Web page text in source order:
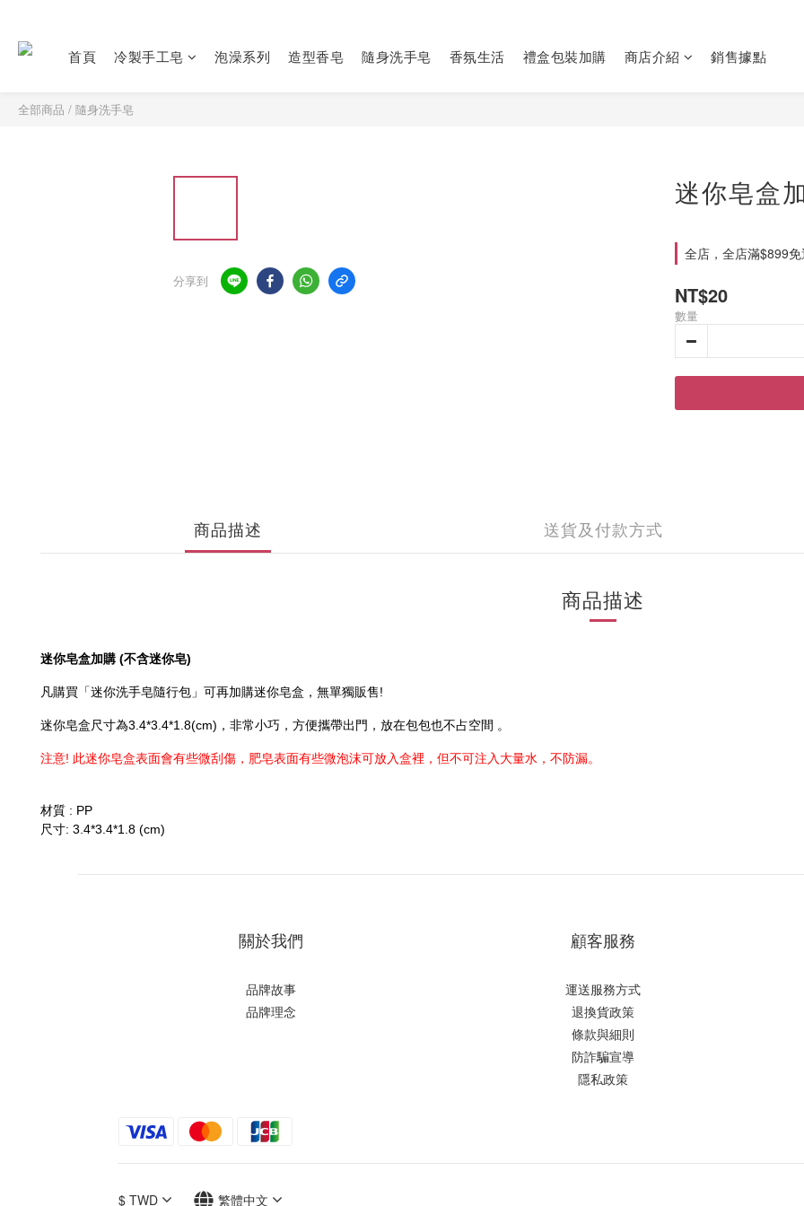
首頁 冷製手工皂 泡澡系列 造型香皂 隨身洗手皂 香氛生活 禮盒包裝加購 商店介紹 銷售據點
全部商品 / 隨身洗手皂
分享到
迷你皂盒
全店，全店滿$899
NT$20
數量
商品描述 送貨及付款方式
商品描述
迷你皂盒加購 (不含迷你皂)
凡購買「迷你洗手皂隨行包」可再加購迷你皂盒，無單獨販售!
迷你皂盒尺寸為3.4*3.4*1.8(cm) ，非常小巧，方便攜帶出門，放在包包也不占空間 。
注意! 此迷你皂盒表面會有些微刮傷，肥皂表面有些微泡沫可放入盒裡，但不可注入大量水，不防漏。
材質 : PP
尺寸: 3.4*3.4*1.8 (cm)
關於我們
品牌故事
品牌理念
顧客服務
運送服務方式
退換貨政策
條款與細則
防詐騙宣導
隱私政策
$ TWD 繁體中文